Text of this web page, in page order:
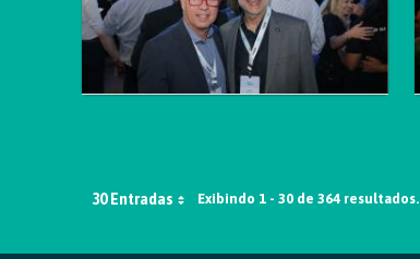
30 Entradas Exibindo 1 - 30 de 364 resultados.